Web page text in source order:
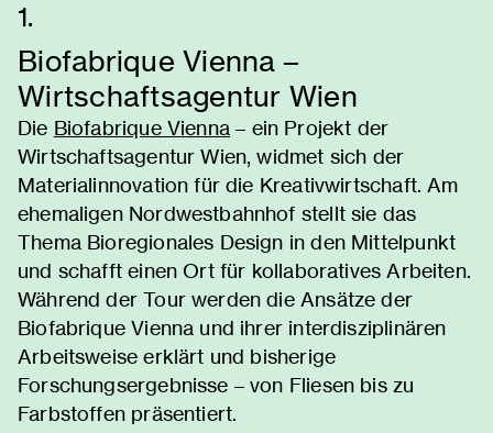
1.
Biofabrique Vienna –
Wirtschaftsagentur Wien
Die Biofabrique Vienna– ein Projekt der
Wirtschaftsagentur Wien, widmet sich der
Materialinnovation für die Kreativwirtschaft. Am
ehemaligen Nordwestbahnhof stellt sie das
Thema Bioregionales Design in den Mittelpunkt
und schafft einen Ort für kollaboratives Arbeiten.
Während der Tour werden die Ansätze der
Biofabrique Vienna und ihrer interdisziplinären
Arbeitsweise erklärt und bisherige
Forschungsergebnisse – von Fliesen bis zu
Farbstoffen präsentiert.